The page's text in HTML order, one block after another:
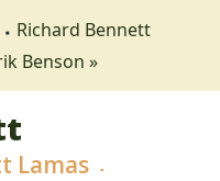
Richard Bennett
Benson »
Lamas